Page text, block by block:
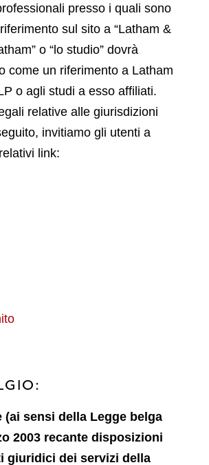
presso i quali sono
sul sito a “Latham &
o “lo studio” dovrà
come un riferimento a Latham
o agli studi a esso affiliati.
relative alle giurisdizioni
invitiamo gli utenti a
link:
(ai sensi della Legge belga
2003 recante disposizioni
giuridici dei servizi della